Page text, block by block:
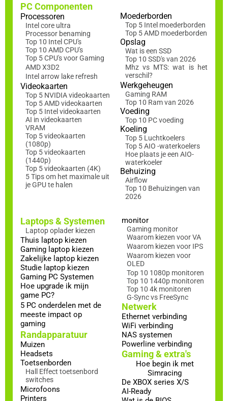
PC Componenten
Processoren
Intel core ultra
Processor benaming
Top 10 Intel CPU's
Top 10 AMD CPU's
Top 5 CPU's voor Gaming
AMD X3D2
Intel arrow lake refresh
Videokaarten
Top 5 NVIDIA videokaarten
Top 5 AMD videokaarten
Top 5 Intel videokaarten
AI in videokaarten
VRAM
Top 5 videokaarten
(1080p)
Top 5 videokaarten
(1440p)
Top 5 videokaarten (4K)
5 Tips om het maximale uit
je GPU te halen
Moederborden
Top 5 Intel moederborden
Top 5 AMD moederborden
Opslag
Wat is een SSD
Top 10 SSD's van 2026
Mhz vs MTS: wat is het
verschil?
Werkgeheugen
Gaming RAM
Top 10 Ram van 2026
Voeding
Top 10 PC voeding
Koeling
Top 5 Luchtkoelers
Top 5 AIO -waterkoelers
Hoe plaats je een AIO-
waterkoeler
Behuizing
Airflow
Top 10 Behuizingen van
2026
Laptops & Systemen
Laptop oplader kiezen
Thuis laptop kiezen
Gaming laptop kiezen
Zakelijke laptop kiezen
Studie laptop kiezen
Gaming PC Systemen
Hoe upgrade ik mijn
game PC?
5 PC onderdelen met de
meeste impact op
gaming
Randapparatuur
Muizen
Headsets
Toetsenborden
Hall Effect toetsenbord
switches
Microfoons
Printers
monitor
Gaming monitor
Waarom kiezen voor VA
Waarom kiezen voor IPS
Waarom kiezen voor
OLED
Top 10 1080p monitoren
Top 10 1440p monitoren
Top 10 4k monitoren
G-Sync vs FreeSync
Netwerk
Ethernet verbinding
WiFi verbinding
NAS systemen
Powerline verbinding
Gaming & extra's
Hoe begin ik met
Simracing
De XBOX series X/S
AI-Ready